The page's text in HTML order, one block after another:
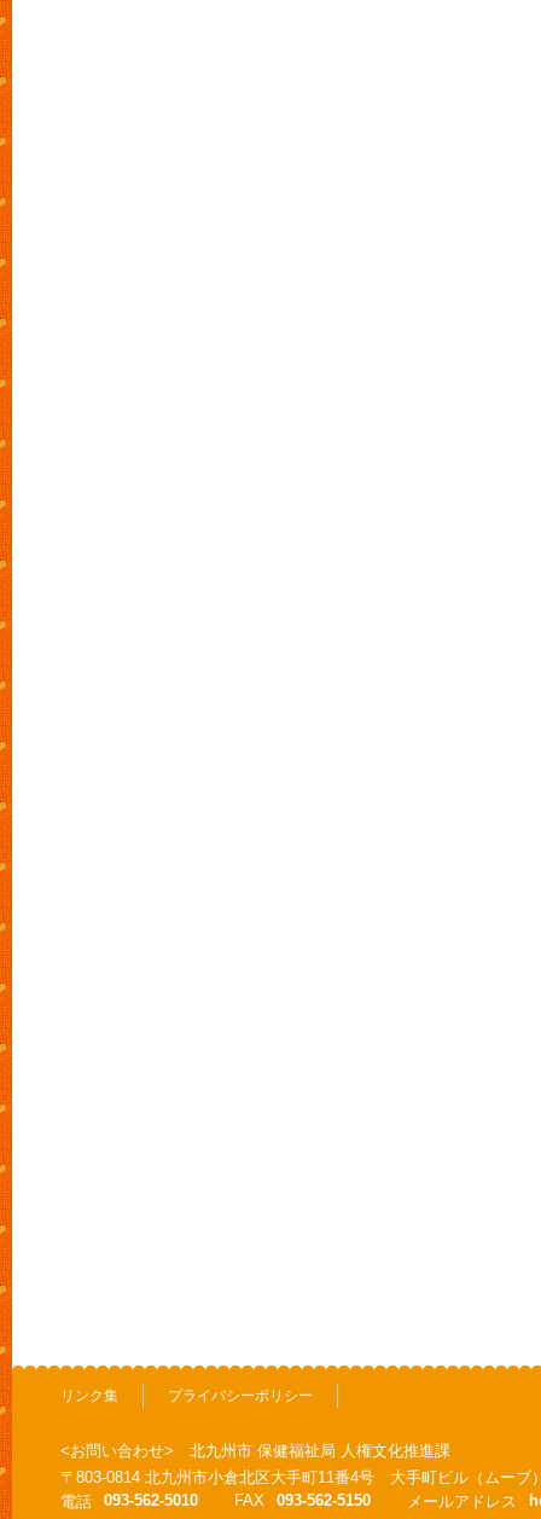
リンク集 プライバシーポリシー
<お問い合わせ> 北九州市 保健福祉局 人権文化推進課
〒803-0814 北九州市小倉北区大手町11番4号 大手町ビル（ムーブ
電話
093-562-5010 FAX 093-562-5150 メールアドレス